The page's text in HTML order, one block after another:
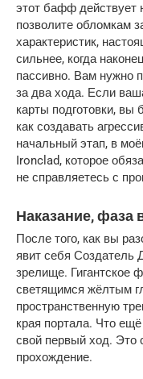
этот бафф действует
позволите обломкам
характеристик,
сильнее, когда
пассивно. Вам нужно
за два хода. Если
карты подготовки, вы
как создавать
начальный этап, в
Ironclad, которое
не справляетесь с
Наказание, фаза
После того, как вы
явит себя Создатель
зрелище. Гигантское
светящимся жёлтым
пространственную
края портала. Что
свой первый ход.
прохождение.